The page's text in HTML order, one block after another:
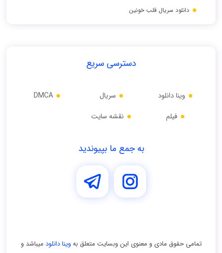
دانلود سریال قلب خونین
دسترسی سریع
وینا دانلود
فیلم
سریال
نقشه سایت
DMCA
به جمع ما بپیوندید
تمامی حقوق مادی و معنوی اين وبسايت متعلق بهوینا دانلود ميباشد و